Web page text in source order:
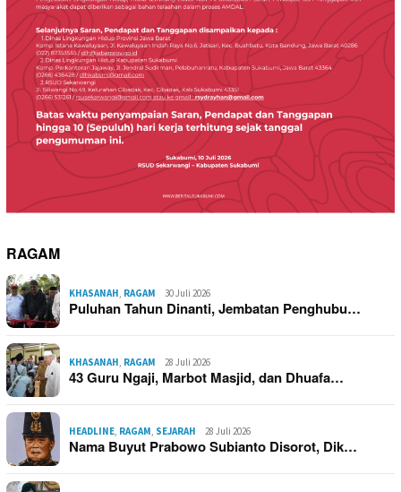
RAGAM
KHASANAH, RAGAM 30 Juli 2026
Puluhan Tahun Dinanti, Jembatan Penghubu…
KHASANAH, RAGAM 28 Juli 2026
43 Guru Ngaji, Marbot Masjid, dan Dhuafa…
HEADLINE, RAGAM, SEJARAH 28 Juli 2026
Nama Buyut Prabowo Subianto Disorot, Dik…